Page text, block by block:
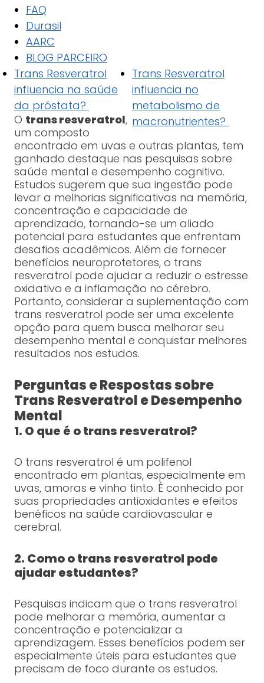
FAQ
Durasil
AARC
BLOG PARCEIRO
Trans Resveratrol
influencia na saúde
da próstata?
Trans Resveratrol
influencia no
metabolismo de
macronutrientes?
O trans resveratrol,
um composto
encontrado em uvas e outras plantas, tem
ganhado destaque nas pesquisas sobre
saúde mental e desempenho cognitivo.
Estudos sugerem que sua ingestão pode
levar a melhorias significativas na memória,
concentração e capacidade de
aprendizado, tornando-se um aliado
potencial para estudantes que enfrentam
desafios acadêmicos. Além de fornecer
benefícios neuroprotetores, o trans
resveratrol pode ajudar a reduzir o estresse
oxidativo e a inflamação no cérebro.
Portanto, considerar a suplementação com
trans resveratrol pode ser uma excelente
opção para quem busca melhorar seu
desempenho mental e conquistar melhores
resultados nos estudos.
Perguntas e Respostas sobre
Trans Resveratrol e Desempenho
Mental
1. O que é o trans resveratrol?
O trans resveratrol é um polifenol
encontrado em plantas, especialmente em
uvas, amoras e vinho tinto. É conhecido por
suas propriedades antioxidantes e efeitos
benéficos na saúde cardiovascular e
cerebral.
2. Como o trans resveratrol pode
ajudar estudantes?
Pesquisas indicam que o trans resveratrol
pode melhorar a memória, aumentar a
concentração e potencializar a
aprendizagem. Esses benefícios podem ser
especialmente úteis para estudantes que
precisam de foco durante os estudos.